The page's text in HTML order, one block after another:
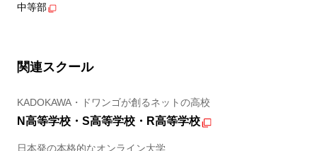
中等部
関連スクール
KADOKAWA・ドワンゴが創るネットの高校
N高等学校・S高等学校・R高等学校
日本発の本格的なオンライン大学